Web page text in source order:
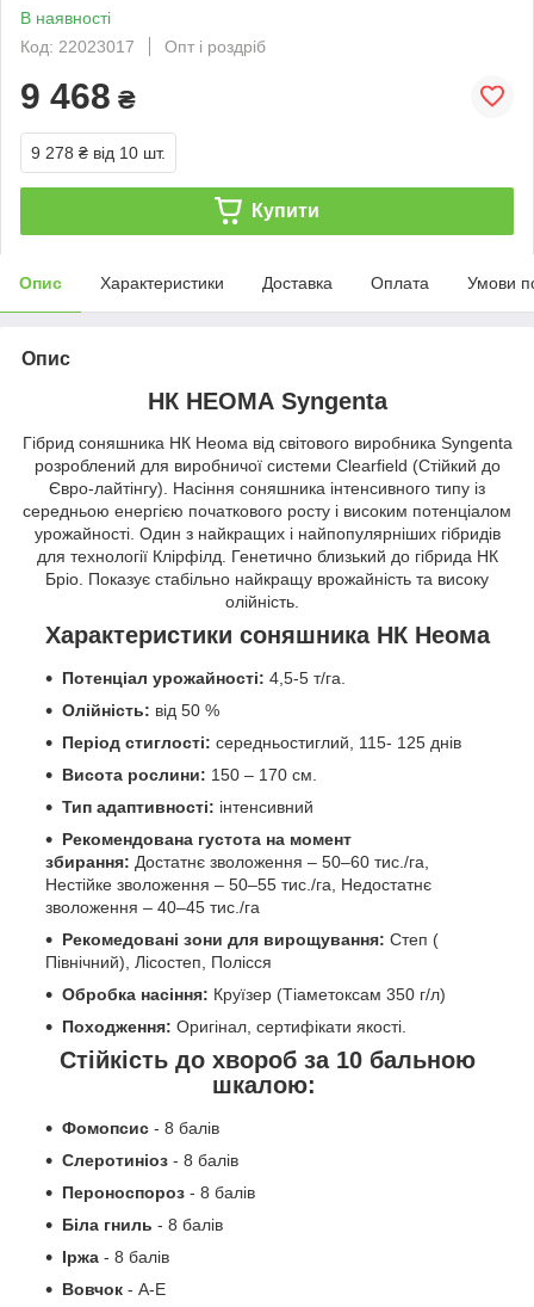
В наявності
Код: 22023017
Опт і роздріб
9 468 ₴
9 278 ₴ від 10 шт.
Купити
Опис Характеристики Доставка Оплата Умови
Опис
НК НЕОМА Syngenta
Гібрид соняшника НК Неома від світового виробника Syngenta
розроблений для виробничої системи Clearfield (Стійкий до
Євро-лайтінгу). Насіння соняшника інтенсивного типу із
середньою енергією початкового росту і високим потенціалом
урожайності. Один з найкращих і найпопулярніших гібридів
для технології Клірфілд. Генетично близький до гібрида НК
Бріо. Показує стабільно найкращу врожайність та високу
олійність.
Характеристики соняшника НК Неома
Потенціал урожайності: 4,5-5 т/га.
Олійність: від 50 %
Період стиглості: середньостиглий, 115- 125 днів
Висота рослини: 150 – 170 см.
Тип адаптивності: інтенсивний
Рекомендована густота на момент
збирання: Достатнє зволоження – 50–60 тис./га,
Нестійке зволоження – 50–55 тис./га, Недостатнє
зволоження – 40–45 тис./га
Рекомедовані зони для вирощування: Степ (
Північний), Лісостеп, Полісся
Обробка насіння: Круїзер (Тіаметоксам 350 г/л)
Походження: Оригінал, сертифікати якості.
Стійкість до хвороб за 10 бальною
шкалою:
Фомопсис - 8 балів
Слеротиніоз - 8 балів
Пероноспороз - 8 балів
Біла гниль - 8 балів
Іржа - 8 балів
Вовчок - А-Е